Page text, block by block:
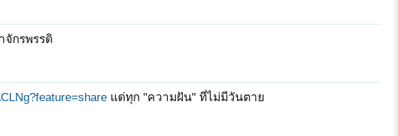
จักรพรรดิ
แด่ทุก "ความฝัน" ที่ไม่มีวันตาย